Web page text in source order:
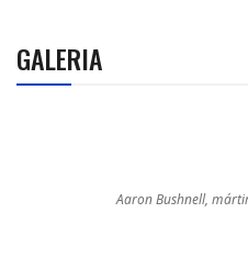
GALERIA
Aaron Bushnell,